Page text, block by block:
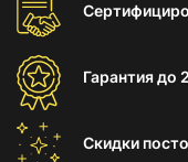
Гарантиядо
Скидки